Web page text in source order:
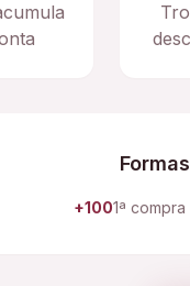
+1001ª